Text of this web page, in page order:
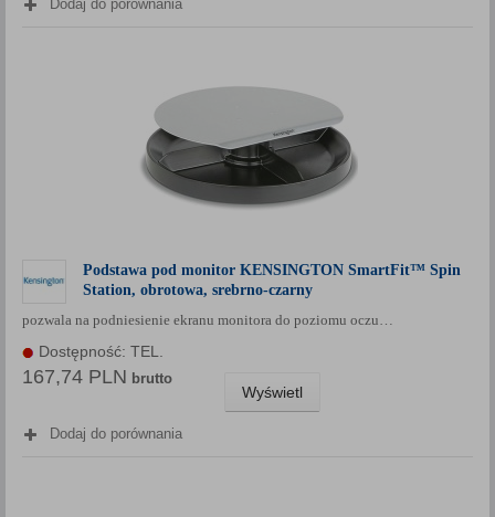
Dodaj do porównania
Podstawa pod monitor KENSINGTON SmartFit™ Spin
Station, obrotowa, srebrno-czarny
pozwala na podniesienie ekranu monitora do poziomu oczu…
Dostępność: TEL.
167,74 PLN brutto
Wyświetl
Dodaj do porównania